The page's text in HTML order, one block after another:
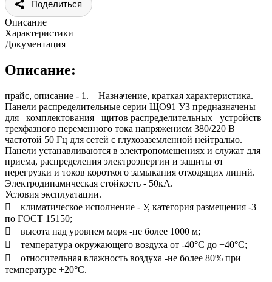
Поделиться
Описание
Характеристики
Документация
Описание:
прайс, описание - 1. Назначение, краткая характеристика.
Панели распределительные серии ЩО91 У3 предназначены
для комплектования щитов распределительных устройств
трехфазного переменного тока напряжением 380/220 В
частотой 50 Гц для сетей с глухозаземленной нейтралью.
Панели устанавливаются в электропомещениях и служат для
приема, распределения электроэнергии и защиты от
перегрузки и токов короткого замыкания отходящих линий.
Электродинамическая стойкость - 50кА.
Условия эксплуатации.
 климатическое исполнение - У, категория размещения -3
по ГОСТ 15150;
 высота над уровнем моря -не более 1000 м;
 температура окружающего воздуха от -40°С до +40°С;
 относительная влажность воздуха -не более 80% при
температуре +20°С.